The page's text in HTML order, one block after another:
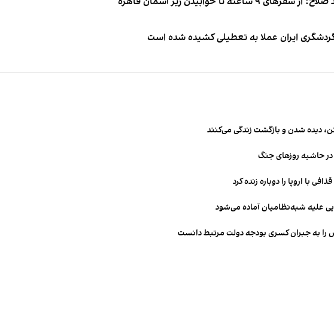
ایران عملا به تعطیلی کشیده شده است
دیده شدن و بازگشت زندگی می‌کنند
حاشیه روزهای جنگ
با اروپا را دوباره زنده کرد
علیه شبه‌نظامیان آماده می‌شود
را به جبران کسری بودجه دولت مرتبط دانست